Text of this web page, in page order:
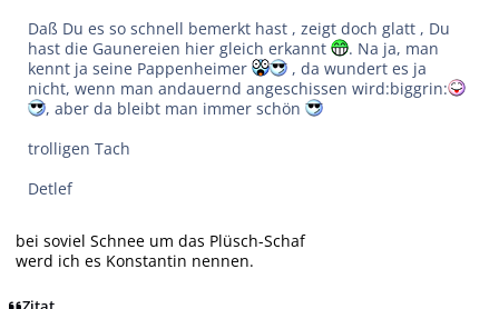
Daß Du es so schnell bemerkt hast , zeigt doch glatt , Du
hast die Gaunereien hier gleich erkannt
. Na ja, man
kennt ja seine Pappenheimer
, da wundert es ja
nicht, wenn man andauernd angeschissen wird:biggrin:
, aber da bleibt man immer schön
trolligen Tach
Detlef
bei soviel Schnee um das Plüsch-Schaf
werd ich es Konstantin nennen.